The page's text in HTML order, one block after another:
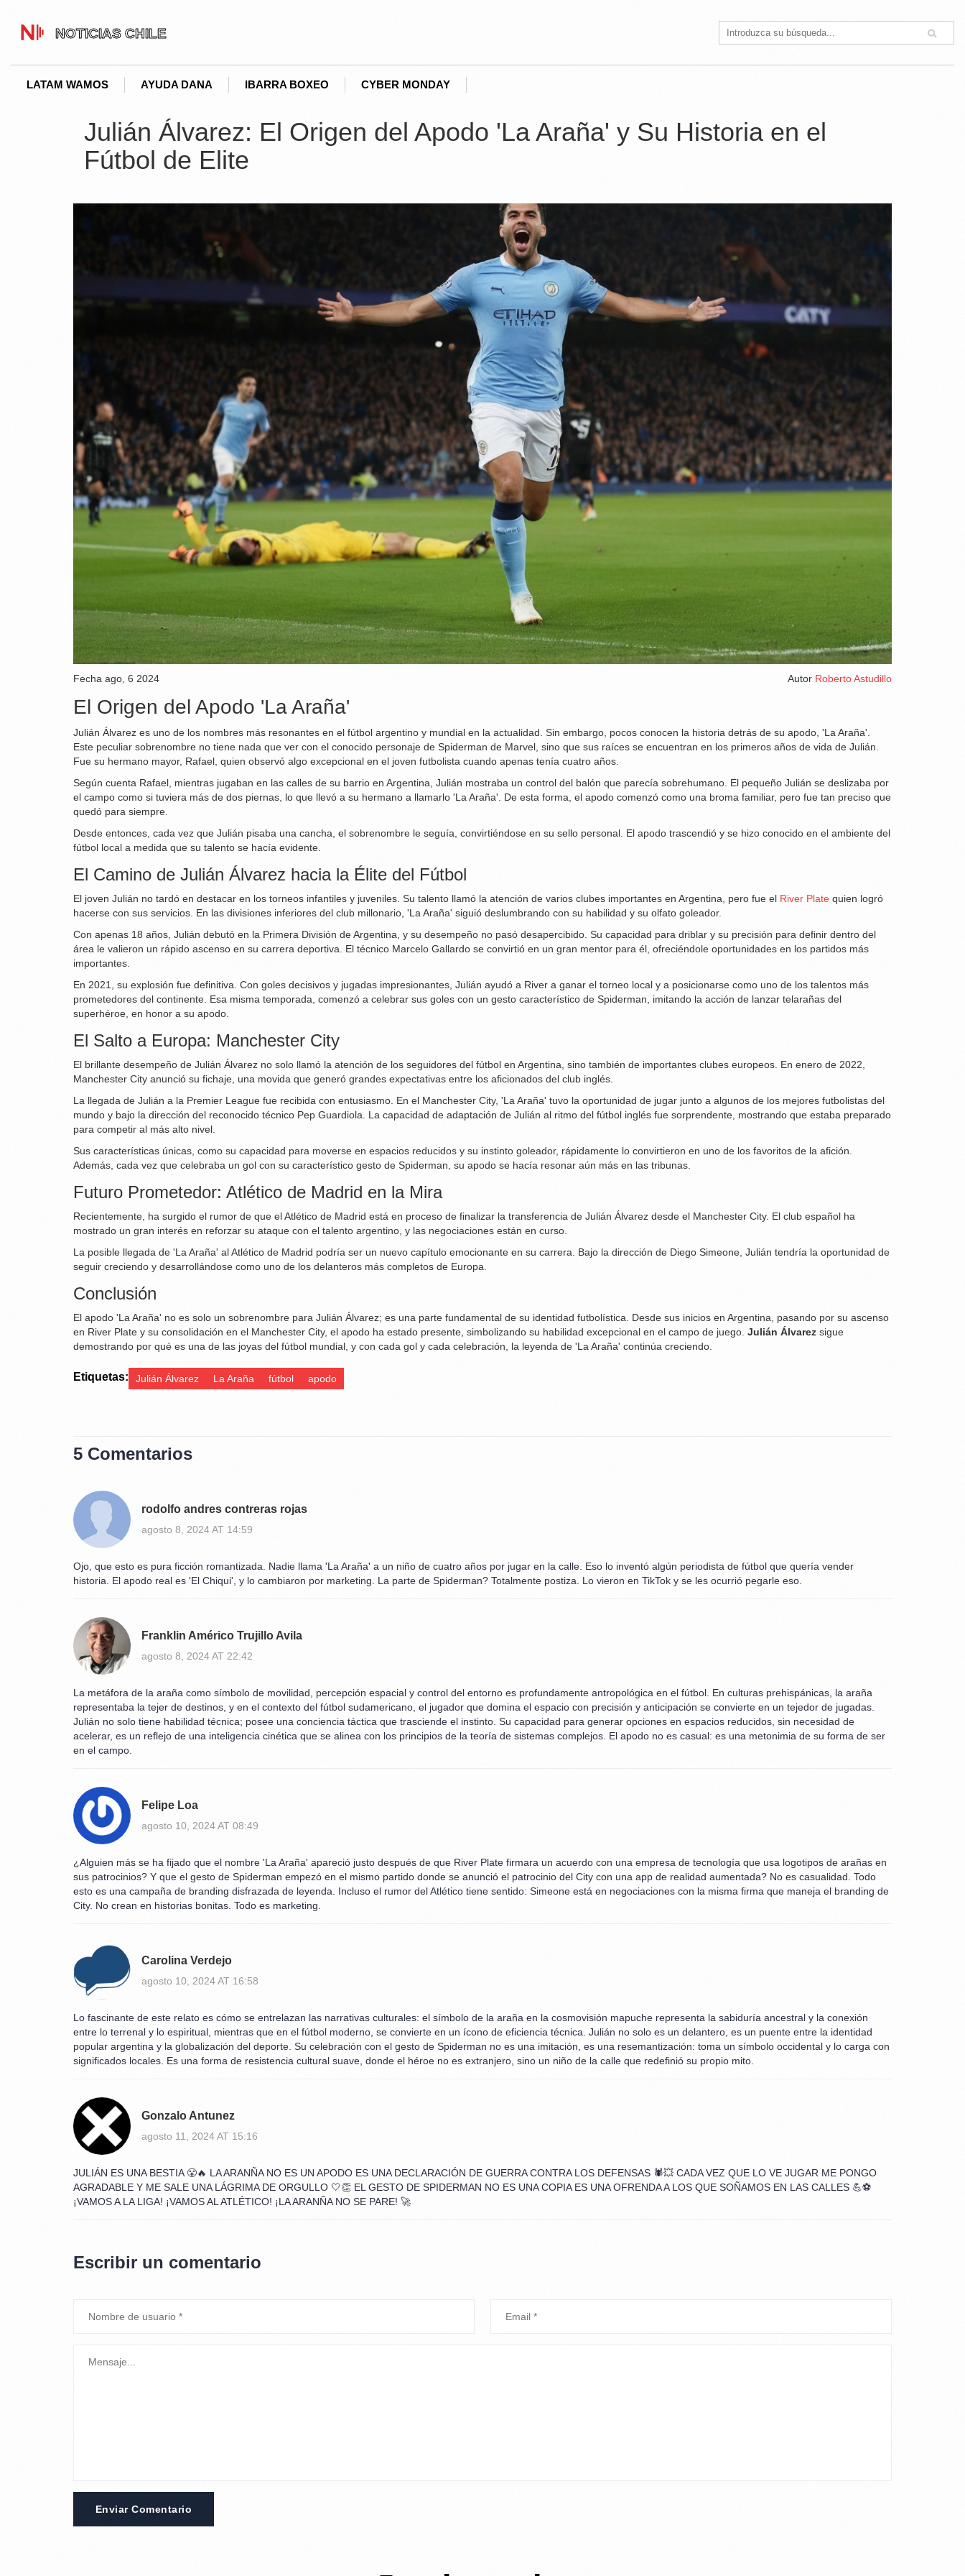
LATAM WAMOS AYUDA DANA IBARRA BOXEO CYBER MONDAY
Julián Álvarez: El Origen del Apodo 'La Araña' y Su Historia en el
Fútbol de Elite
Fecha ago, 6 2024 Autor Roberto Astudillo
El Origen del Apodo 'La Araña'
Julián Álvarez es uno de los nombres más resonantes en el fútbol argentino y mundial en la actualidad. Sin embargo, pocos conocen la historia detrás de su apodo, 'La Araña'.
Este peculiar sobrenombre no tiene nada que ver con el conocido personaje de Spiderman de Marvel, sino que sus raíces se encuentran en los primeros años de vida de Julián.
Fue su hermano mayor, Rafael, quien observó algo excepcional en el joven futbolista cuando apenas tenía cuatro años.
Según cuenta Rafael, mientras jugaban en las calles de su barrio en Argentina, Julián mostraba un control del balón que parecía sobrehumano. El pequeño Julián se deslizaba por
el campo como si tuviera más de dos piernas, lo que llevó a su hermano a llamarlo 'La Araña'. De esta forma, el apodo comenzó como una broma familiar, pero fue tan preciso que
quedó para siempre.
Desde entonces, cada vez que Julián pisaba una cancha, el sobrenombre le seguía, convirtiéndose en su sello personal. El apodo trascendió y se hizo conocido en el ambiente del
fútbol local a medida que su talento se hacía evidente.
El Camino de Julián Álvarez hacia la Élite del Fútbol
El joven Julián no tardó en destacar en los torneos infantiles y juveniles. Su talento llamó la atención de varios clubes importantes en Argentina, pero fue el River Plate quien logró
hacerse con sus servicios. En las divisiones inferiores del club millonario, 'La Araña' siguió deslumbrando con su habilidad y su olfato goleador.
Con apenas 18 años, Julián debutó en la Primera División de Argentina, y su desempeño no pasó desapercibido. Su capacidad para driblar y su precisión para definir dentro del
área le valieron un rápido ascenso en su carrera deportiva. El técnico Marcelo Gallardo se convirtió en un gran mentor para él, ofreciéndole oportunidades en los partidos más
importantes.
En 2021, su explosión fue definitiva. Con goles decisivos y jugadas impresionantes, Julián ayudó a River a ganar el torneo local y a posicionarse como uno de los talentos más
prometedores del continente. Esa misma temporada, comenzó a celebrar sus goles con un gesto característico de Spiderman, imitando la acción de lanzar telarañas del
superhéroe, en honor a su apodo.
El Salto a Europa: Manchester City
El brillante desempeño de Julián Álvarez no solo llamó la atención de los seguidores del fútbol en Argentina, sino también de importantes clubes europeos. En enero de 2022,
Manchester City anunció su fichaje, una movida que generó grandes expectativas entre los aficionados del club inglés.
La llegada de Julián a la Premier League fue recibida con entusiasmo. En el Manchester City, 'La Araña' tuvo la oportunidad de jugar junto a algunos de los mejores futbolistas del
mundo y bajo la dirección del reconocido técnico Pep Guardiola. La capacidad de adaptación de Julián al ritmo del fútbol inglés fue sorprendente, mostrando que estaba preparado
para competir al más alto nivel.
Sus características únicas, como su capacidad para moverse en espacios reducidos y su instinto goleador, rápidamente lo convirtieron en uno de los favoritos de la afición.
Además, cada vez que celebraba un gol con su característico gesto de Spiderman, su apodo se hacía resonar aún más en las tribunas.
Futuro Prometedor: Atlético de Madrid en la Mira
Recientemente, ha surgido el rumor de que el Atlético de Madrid está en proceso de finalizar la transferencia de Julián Álvarez desde el Manchester City. El club español ha
mostrado un gran interés en reforzar su ataque con el talento argentino, y las negociaciones están en curso.
La posible llegada de 'La Araña' al Atlético de Madrid podría ser un nuevo capítulo emocionante en su carrera. Bajo la dirección de Diego Simeone, Julián tendría la oportunidad de
seguir creciendo y desarrollándose como uno de los delanteros más completos de Europa.
Conclusión
El apodo 'La Araña' no es solo un sobrenombre para Julián Álvarez; es una parte fundamental de su identidad futbolística. Desde sus inicios en Argentina, pasando por su ascenso
en River Plate y su consolidación en el Manchester City, el apodo ha estado presente, simbolizando su habilidad excepcional en el campo de juego. Julián Álvarez sigue
demostrando por qué es una de las joyas del fútbol mundial, y con cada gol y cada celebración, la leyenda de 'La Araña' continúa creciendo.
Etiquetas: Julián Álvarez La Araña fútbol apodo
5 Comentarios
rodolfo andres contreras rojas
agosto 8, 2024 AT 14:59
Ojo, que esto es pura ficción romantizada. Nadie llama 'La Araña' a un niño de cuatro años por jugar en la calle. Eso lo inventó algún periodista de fútbol que quería vender
historia. El apodo real es 'El Chiqui', y lo cambiaron por marketing. La parte de Spiderman? Totalmente postiza. Lo vieron en TikTok y se les ocurrió pegarle eso.
Franklin Américo Trujillo Avila
agosto 8, 2024 AT 22:42
La metáfora de la araña como símbolo de movilidad, percepción espacial y control del entorno es profundamente antropológica en el fútbol. En culturas prehispánicas, la araña
representaba la tejer de destinos, y en el contexto del fútbol sudamericano, el jugador que domina el espacio con precisión y anticipación se convierte en un tejedor de jugadas.
Julián no solo tiene habilidad técnica; posee una conciencia táctica que trasciende el instinto. Su capacidad para generar opciones en espacios reducidos, sin necesidad de
acelerar, es un reflejo de una inteligencia cinética que se alinea con los principios de la teoría de sistemas complejos. El apodo no es casual: es una metonimia de su forma de ser
en el campo.
Felipe Loa
agosto 10, 2024 AT 08:49
¿Alguien más se ha fijado que el nombre 'La Araña' apareció justo después de que River Plate firmara un acuerdo con una empresa de tecnología que usa logotipos de arañas en
sus patrocinios? Y que el gesto de Spiderman empezó en el mismo partido donde se anunció el patrocinio del City con una app de realidad aumentada? No es casualidad. Todo
esto es una campaña de branding disfrazada de leyenda. Incluso el rumor del Atlético tiene sentido: Simeone está en negociaciones con la misma firma que maneja el branding de
City. No crean en historias bonitas. Todo es marketing.
Carolina Verdejo
agosto 10, 2024 AT 16:58
Lo fascinante de este relato es cómo se entrelazan las narrativas culturales: el símbolo de la araña en la cosmovisión mapuche representa la sabiduría ancestral y la conexión
entre lo terrenal y lo espiritual, mientras que en el fútbol moderno, se convierte en un ícono de eficiencia técnica. Julián no solo es un delantero, es un puente entre la identidad
popular argentina y la globalización del deporte. Su celebración con el gesto de Spiderman no es una imitación, es una resemantización: toma un símbolo occidental y lo carga con
significados locales. Es una forma de resistencia cultural suave, donde el héroe no es extranjero, sino un niño de la calle que redefinió su propio mito.
Gonzalo Antunez
agosto 11, 2024 AT 15:16
JULIÁN ES UNA BESTIA 😤🔥 LA ARANÑA NO ES UN APODO ES UNA DECLARACIÓN DE GUERRA CONTRA LOS DEFENSAS 🕷️💥 CADA VEZ QUE LO VE JUGAR ME PONGO
AGRADABLE Y ME SALE UNA LÁGRIMA DE ORGULLO 🤍👏 EL GESTO DE SPIDERMAN NO ES UNA COPIA ES UNA OFRENDA A LOS QUE SOÑAMOS EN LAS CALLES 💪⚽
¡VAMOS A LA LIGA! ¡VAMOS AL ATLÉTICO! ¡LA ARANÑA NO SE PARE! 🚀
Escribir un comentario
Enviar Comentario